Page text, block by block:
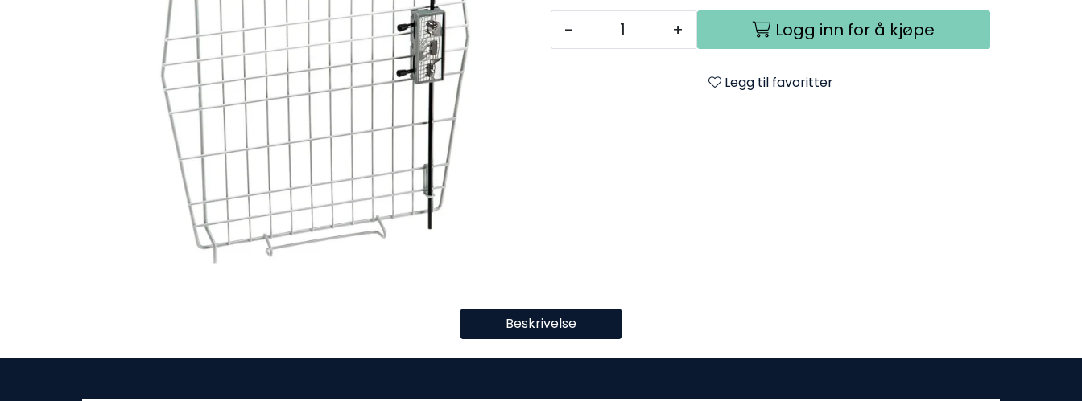
- + Logg inn for å kjøpe
Legg til favoritter
Beskrivelse